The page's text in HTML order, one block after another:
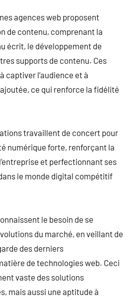
agences web proposent
de contenu, comprenant la
écrit, le développement de
supports de contenu. Ces
captiver l’audience et à
ce qui renforce la fidélité
travaillent de concert pour
numérique forte, renforçant la
et perfectionnant ses
le monde digital compétitif
le besoin de se
du marché, en veillant de
des derniers
de technologies web. Ceci
vaste des solutions
mais aussi une aptitude à